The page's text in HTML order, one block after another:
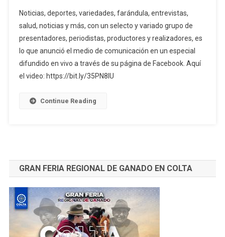
Diario
De
Riobamba,
Más
E
Innovadores
En
Noticias, deportes, variedades, farándula, entrevistas,
salud, noticias y más, con un selecto y variado grupo de
presentadores, periodistas, productores y realizadores, es
lo que anunció el medio de comunicación en un especial
difundido en vivo a través de su página de Facebook. Aquí
el video: https://bit.ly/35PN8lU
Continue Reading
GRAN FERIA REGIONAL DE GANADO EN COLTA